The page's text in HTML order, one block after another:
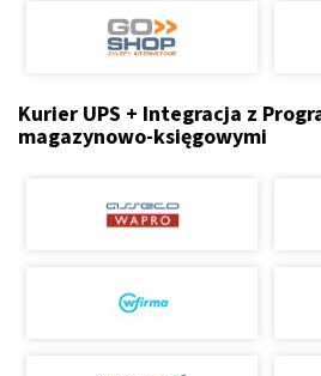
Kurier UPS + Integracja z
magazynowo-księgowymi